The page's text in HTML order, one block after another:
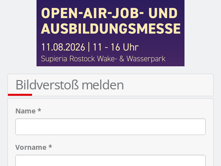
Bildverstoß melden
Name *
Vorname *